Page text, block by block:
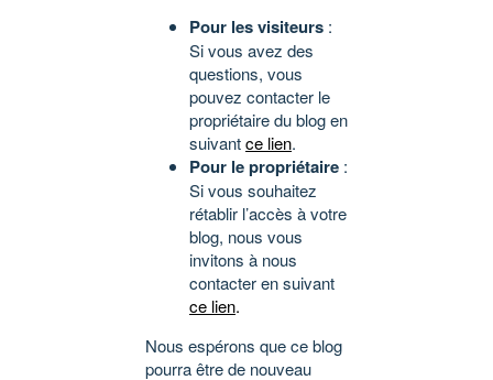
Pour les visiteurs :
Si vous avez des
questions, vous
pouvez contacter le
propriétaire du blog en
suivantce lien.
Pour le propriétaire :
Si vous souhaitez
rétablir l’accès à votre
blog, nous vous
invitons à nous
contacter en suivant
ce lien.
Nous espérons que ce blog
pourra être de nouveau